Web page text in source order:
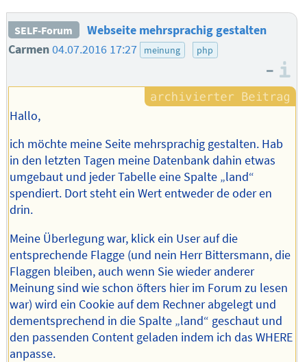
SELF-Forum
Webseite mehrsprachig gestalten
Carmen04.07.2016 17:27 meinung php
–
Hallo,
ich möchte meine Seite mehrsprachig gestalten. Hab
in den letzten Tagen meine Datenbank dahin etwas
umgebaut und jeder Tabelle eine Spalte „land“
spendiert. Dort steht ein Wert entweder de oder en
drin.
Meine Überlegung war, klick ein User auf die
entsprechende Flagge (und nein Herr Bittersmann, die
Flaggen bleiben, auch wenn Sie wieder anderer
Meinung sind wie schon öfters hier im Forum zu lesen
war) wird ein Cookie auf dem Rechner abgelegt und
dementsprechend in die Spalte „land“ geschaut und
den passenden Content geladen indem ich das WHERE
anpasse.